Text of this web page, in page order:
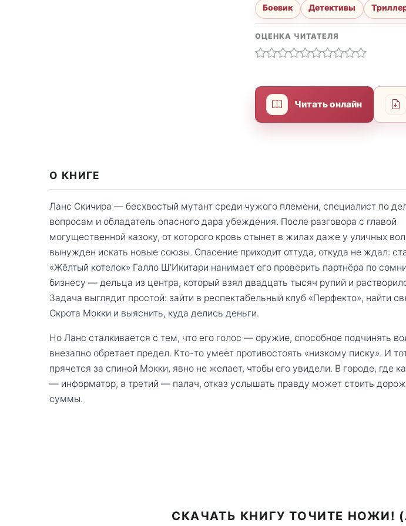
Боевик Детективы
ОЦЕНКА ЧИТАТЕЛЯ
Читать онлайн
О КНИГЕ
Ланс Скичира — бесхвостый мутант среди чужого племени, специалист по
вопросам и обладатель опасного дара убеждения. После разговора с главой
могущественной казоку, от которого кровь стынет в жилах даже у уличных
вынужден искать новые союзы. Спасение приходит оттуда, откуда не ждал:
«Жёлтый котелок» Галло Ш'Икитари нанимает его проверить партнёра по
бизнесу — дельца из центра, который взял двадцать тысяч рупий и
Задача выглядит простой: зайти в респектабельный клуб «Перфекто», найти
Скрота Мокки и выяснить, куда делись деньги.
Но Ланс сталкивается с тем, что его голос — оружие, способное подчинять
внезапно обретает предел. Кто-то умеет противостоять «низкому писку». И
прячется за спиной Мокки, явно не желает, чтобы его увидели. В городе, где
— информатор, а третий — палач, отказ услышать правду может стоить
суммы.
СКАЧАТЬ КНИГУ ТОЧИТЕ НОЖИ!